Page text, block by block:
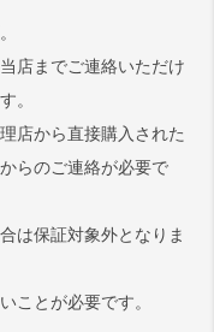
店までご連絡いただけ
。
店から直接購入された
らのご連絡が必要で
は保証対象外となりま
ことが必要です。